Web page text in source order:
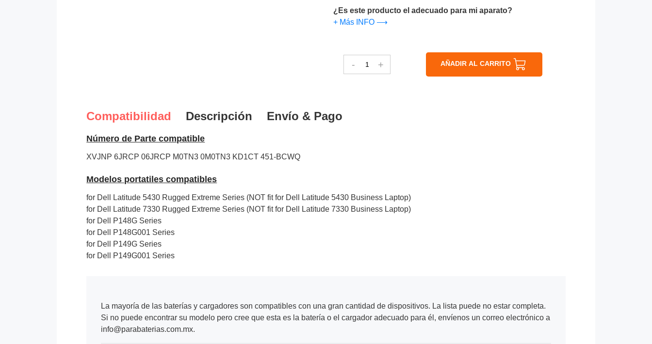
¿Es este producto el adecuado para mi aparato?
+ Más INFO ⟶
- + AÑADIR AL CARRITO
Compatibilidad Descripción Envío & Pago
Número de Parte compatible
XVJNP 6JRCP 06JRCP M0TN3 0M0TN3 KD1CT 451-BCWQ
Modelos portatiles compatibles
for Dell Latitude 5430 Rugged Extreme Series (NOT fit for Dell Latitude 5430 Business Laptop)
for Dell Latitude 7330 Rugged Extreme Series (NOT fit for Dell Latitude 7330 Business Laptop)
for Dell P148G Series
for Dell P148G001 Series
for Dell P149G Series
for Dell P149G001 Series
La mayoría de las baterías y cargadores son compatibles con una gran cantidad de dispositivos. La lista puede no estar completa.
Si no puede encontrar su modelo pero cree que esta es la batería o el cargador adecuado para él, envíenos un correo electrónico a
info@parabaterias.com.mx.